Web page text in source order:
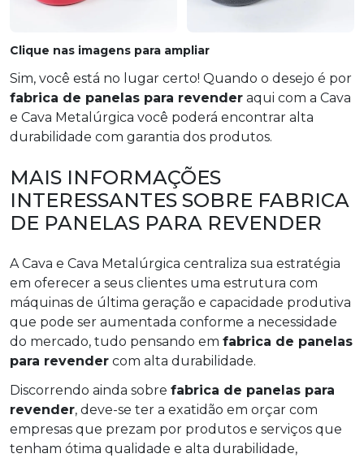
Clique nas imagens para ampliar
Sim, você está no lugar certo! Quando o desejo é por
fabrica de panelas para revender aqui com a Cava
e Cava Metalúrgica você poderá encontrar alta
durabilidade com garantia dos produtos.
MAIS INFORMAÇÕES
INTERESSANTES SOBRE FABRICA
DE PANELAS PARA REVENDER
A Cava e Cava Metalúrgica centraliza sua estratégia
em oferecer a seus clientes uma estrutura com
máquinas de última geração e capacidade produtiva
que pode ser aumentada conforme a necessidade
do mercado, tudo pensando em fabrica de panelas
para revender com alta durabilidade.
Discorrendo ainda sobre fabrica de panelas para
revender, deve-se ter a exatidão em orçar com
empresas que prezam por produtos e serviços que
tenham ótima qualidade e alta durabilidade,